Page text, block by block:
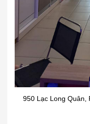
950 Lạc Long Quân,